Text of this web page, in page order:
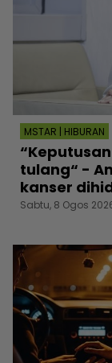
MSTAR | HIBURAN
tulang“ -
kanser
Sabtu, 8 Ogos